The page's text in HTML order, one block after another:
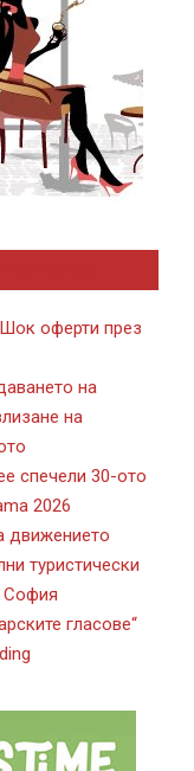
оферти през
на
на
спечели 30-ото
2026
движението
туристически
София
гласове“